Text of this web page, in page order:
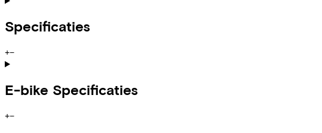
Specificaties
+−
E-bike Specificaties
+−